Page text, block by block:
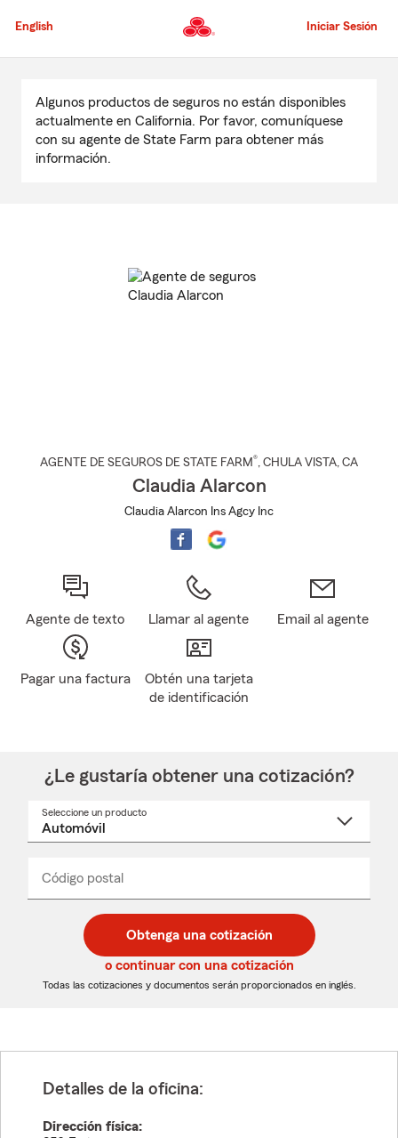
al
principal
English Iniciar Sesión
contenido
principal
Algunos productos de seguros no están disponibles
actualmente en California. Por favor, comuníquese
con su agente de State Farm para obtener más
información.
AGENTE DE SEGUROS DE STATE FARM®, CHULA VISTA, CA
Claudia Alarcon
Claudia Alarcon Ins Agcy Inc
Agente de texto Llamar al agente Email al agente
Pagar una factura
Obtén una tarjeta
de identificación
¿Le gustaría obtener una cotización?
Seleccione un producto
desplegable
Código postal
de
5
dígitos
de
5
dígitos
_____
Obtenga una cotización
o continuar con una cotización
Todas las cotizaciones y documentos serán proporcionados en inglés.
Detalles de la oficina:
Dirección física: